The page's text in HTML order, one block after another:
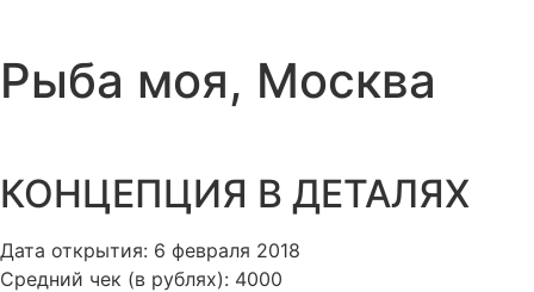
Рыба моя, Москва
КОНЦЕПЦИЯ В ДЕТАЛЯХ​
Дата открытия: 6 февраля 2018
Средний чек (в рублях): 4000